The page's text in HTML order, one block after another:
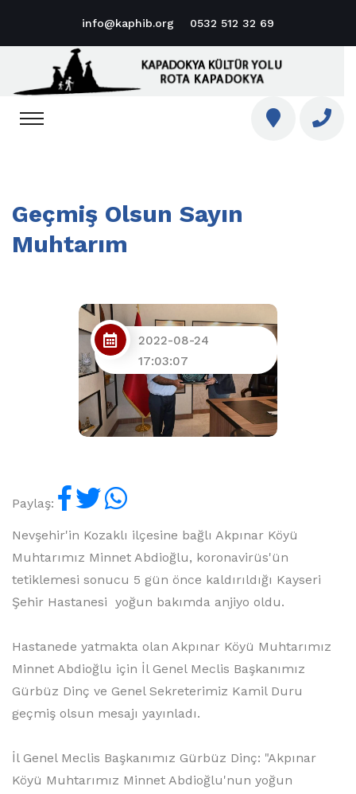
info@kaphib.org 0532 512 32 69
Geçmiş Olsun Sayın
Muhtarım
2022-08-24
17:03:07
Paylaş:
Nevşehir'in Kozaklı ilçesine bağlı Akpınar Köyü
Muhtarımız Minnet Abdioğlu, koronavirüs'ün
tetiklemesi sonucu 5 gün önce kaldırıldığı Kayseri
Şehir Hastanesi yoğun bakımda anjiyo oldu.
Hastanede yatmakta olan Akpınar Köyü Muhtarımız
Minnet Abdioğlu için İl Genel Meclis Başkanımız
Gürbüz Dinç ve Genel Sekreterimiz Kamil Duru
geçmiş olsun mesajı yayınladı.
İl Genel Meclis Başkanımız Gürbüz Dinç: "Akpınar
Köyü Muhtarımız Minnet Abdioğlu'nun yoğun